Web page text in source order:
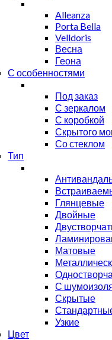
Alleanza
Porta Bella
Velldoris
Весна
Геона
С особенностями
Под заказ
С зеркалом
С коробкой
Скрытого
Со стеклом
Тип
Глянцевые
Двойные
Матовые
С
Скрытые
Узкие
Цвет